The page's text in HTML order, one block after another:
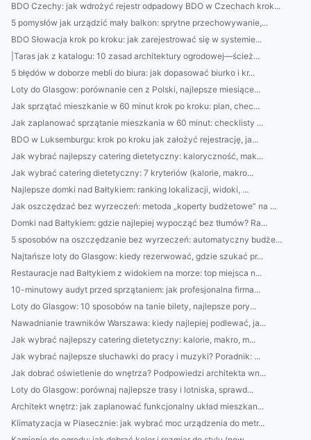
BDO Czechy: jak wdrożyć rejestr odpadowy BDO w Czechach krok...
5 pomysłów jak urządzić mały balkon: sprytne przechowywanie,...
BDO Słowacja krok po kroku: jak zarejestrować się w systemie...
|Taras jak z katalogu: 10 zasad architektury ogrodowej—ścież...
5 błędów w doborze mebli do biura: jak dopasować biurko i kr...
Loty do Glasgow: porównanie cen z Polski, najlepsze miesiące...
Jak sprzątać mieszkanie w 60 minut krok po kroku: plan, chec...
Jak zaplanować sprzątanie mieszkania w 60 minut: checklisty ...
BDO w Luksemburgu: krok po kroku jak założyć rejestrację, ja...
Jak wybrać najlepszy catering dietetyczny: kaloryczność, mak...
Jak wybrać catering dietetyczny: 7 kryteriów (kalorie, makro...
Najlepsze domki nad Bałtykiem: ranking lokalizacji, widoki, ...
Jak oszczędzać bez wyrzeczeń: metoda „koperty budżetowe” na ...
Domki nad Bałtykiem: gdzie najlepiej wypocząć bez tłumów? Ra...
5 sposobów na oszczędzanie bez wyrzeczeń: automatyczny budże...
Najtańsze loty do Glasgow: kiedy rezerwować, gdzie szukać pr...
Restauracje nad Bałtykiem z widokiem na morze: top miejsca n...
10-minutowy audyt przed sprzątaniem: jak profesjonalna firma...
Loty do Glasgow: 10 sposobów na tanie bilety, najlepsze pory...
Nawadnianie trawników Warszawa: kiedy najlepiej podlewać, ja...
Jak wybrać najlepszy catering dietetyczny: kalorie, makro, m...
Jak wybrać najlepsze słuchawki do pracy i muzyki? Poradnik: ...
Jak dobrać oświetlenie do wnętrza? Podpowiedzi architekta wn...
Loty do Glasgow: porównaj najlepsze trasy i lotniska, sprawd...
Architekt wnętrz: jak zaplanować funkcjonalny układ mieszkan...
Klimatyzacja w Piasecznie: jak wybrać moc urządzenia do metr...